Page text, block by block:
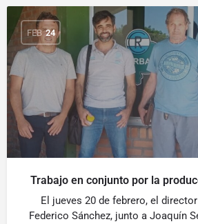
FEB 24
Trabajo en conjunto por la
El jueves 20 de febrero, el
Federico Sánchez, junto a Joaquín